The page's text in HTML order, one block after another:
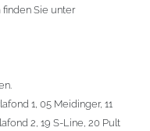
in 1,5mm Dicke
finden Sie unter
1, 05 Meidinger, 11
2, 19 S-Line, 20 Pult